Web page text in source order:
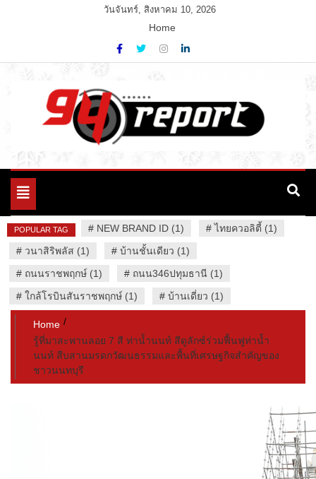
วันจันทร์, สิงหาคม 10, 2026
Home
94 Report.com
Variety News
Toggle
POPULAR TAG # NEW BRAND ID (1) #ไทยควอลิตี้ (1)
# วนาสิริพลัส (1) # บ้านชั้นเดียว (1)
# ถนนราชพฤกษ์ (1) # ถนน346ปทุมธานี (1)
# ใกล้โรบินสันราชพฤกษ์ (1) # บ้านเดี่ยว (1)
Home
รู้ที่มาสะพานลอย 7 สี ท่าน้ำนนท์ สีดูลักซ์ร่วมฟื้นฟูท่าน้ำ
นนท์ สืบสานมรดกวัฒนธรรมและพื้นที่เศรษฐกิจสำคัญของ
ชาวนนทบุรี